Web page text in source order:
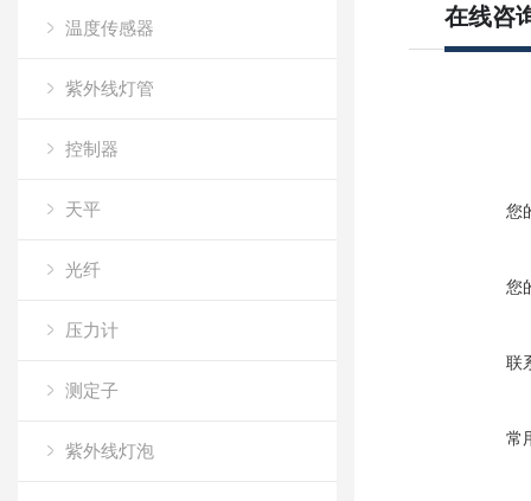
温度传感器
紫外线灯管
控制器
天平
光纤
压力计
测定子
紫外线灯泡
在线咨
您
您
联
常